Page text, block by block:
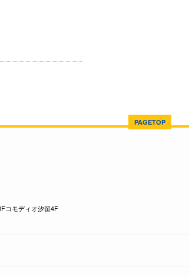
PAGETOP
コモディオ汐留4F